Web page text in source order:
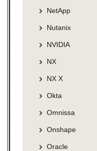
NetApp
Nutanix
NVIDIA
NX
NX X
Okta
Omnissa
Onshape
Oracle